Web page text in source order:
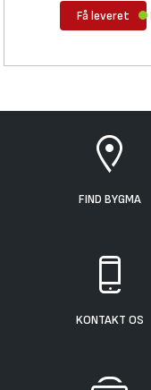
Få leveret
FIND BYGMA
KONTAKT OS